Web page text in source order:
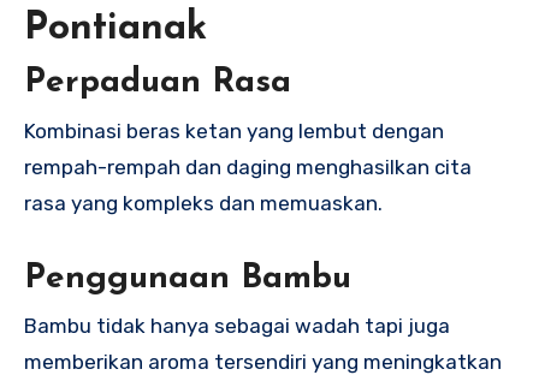
Pontianak
Perpaduan Rasa
Kombinasi beras ketan yang lembut dengan
rempah-rempah dan daging menghasilkan cita
rasa yang kompleks dan memuaskan.
Penggunaan Bambu
Bambu tidak hanya sebagai wadah tapi juga
memberikan aroma tersendiri yang meningkatkan